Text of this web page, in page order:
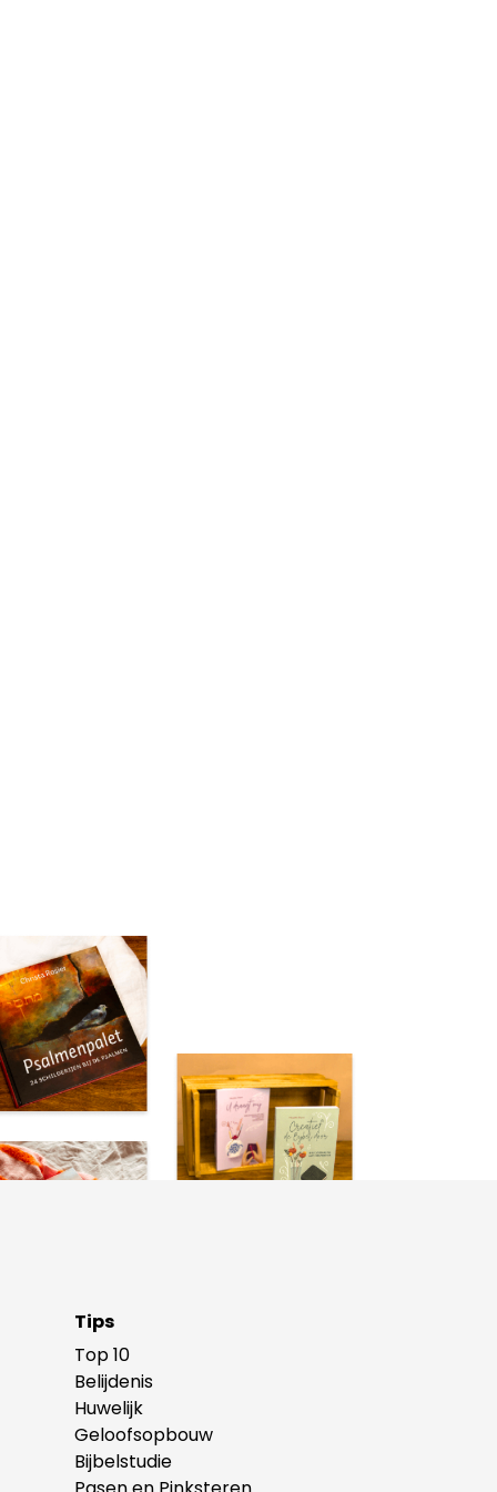
Tips
Top 10
Belijdenis
Huwelijk
Geloofsopbouw
Bijbelstudie